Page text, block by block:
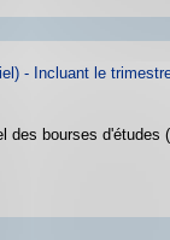
- Incluant le trimestre
bourses d'études